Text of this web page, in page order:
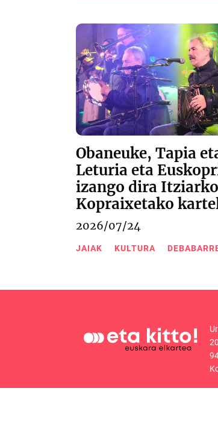
Obaneuke, Tapia
Leturia eta
izango dira Itziarko
Kopraixetako
2026/07/24
JAIAK KULTURA